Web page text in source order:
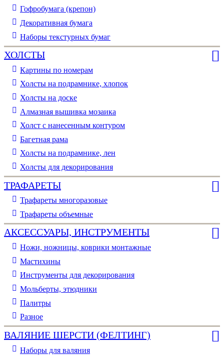
Гофробумага (крепон)
Декоративная бумага
Наборы текстурных бумаг
ХОЛСТЫ
Картины по номерам
Холсты на подрамнике, хлопок
Холсты на доске
Алмазная вышивка мозаика
Холст с нанесенным контуром
Багетная рама
Холсты на подрамнике, лен
Холсты для декорирования
ТРАФАРЕТЫ
Трафареты многоразовые
Трафареты объемные
АКСЕССУАРЫ, ИНСТРУМЕНТЫ
Ножи, ножницы, коврики монтажные
Мастихины
Инструменты для декорирования
Мольберты, этюдники
Палитры
Разное
ВАЛЯНИЕ ШЕРСТИ (ФЕЛТИНГ)
Наборы для валяния